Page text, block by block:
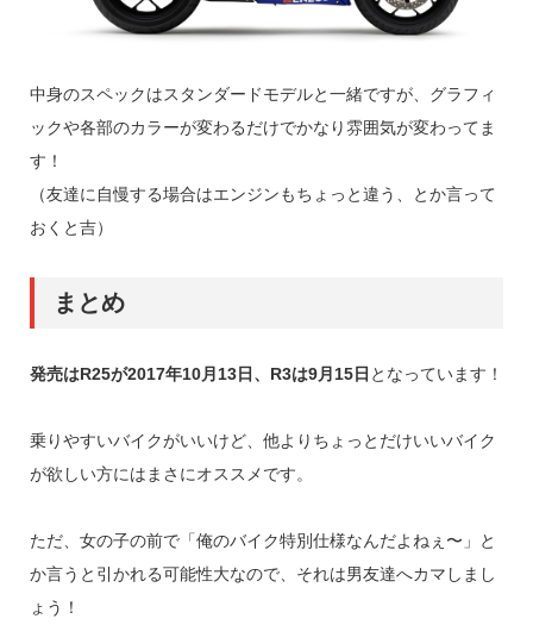
中身のスペックはスタンダードモデルと一緒ですが、グラフィ
ックや各部のカラーが変わるだけでかなり雰囲気が変わってま
す！
（友達に自慢する場合はエンジンもちょっと違う、とか言って
おくと吉）
まとめ
発売はR25が2017年10月13日、R3は9月15日 となっています！
乗りやすいバイクがいいけど、他よりちょっとだけいいバイク
が欲しい方にはまさにオススメです。
ただ、女の子の前で「俺のバイク特別仕様なんだよねぇ〜」と
か言うと引かれる可能性大なので、それは男友達へカマしまし
ょう！